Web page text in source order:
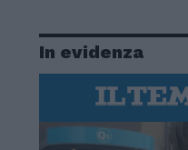
In evidenza